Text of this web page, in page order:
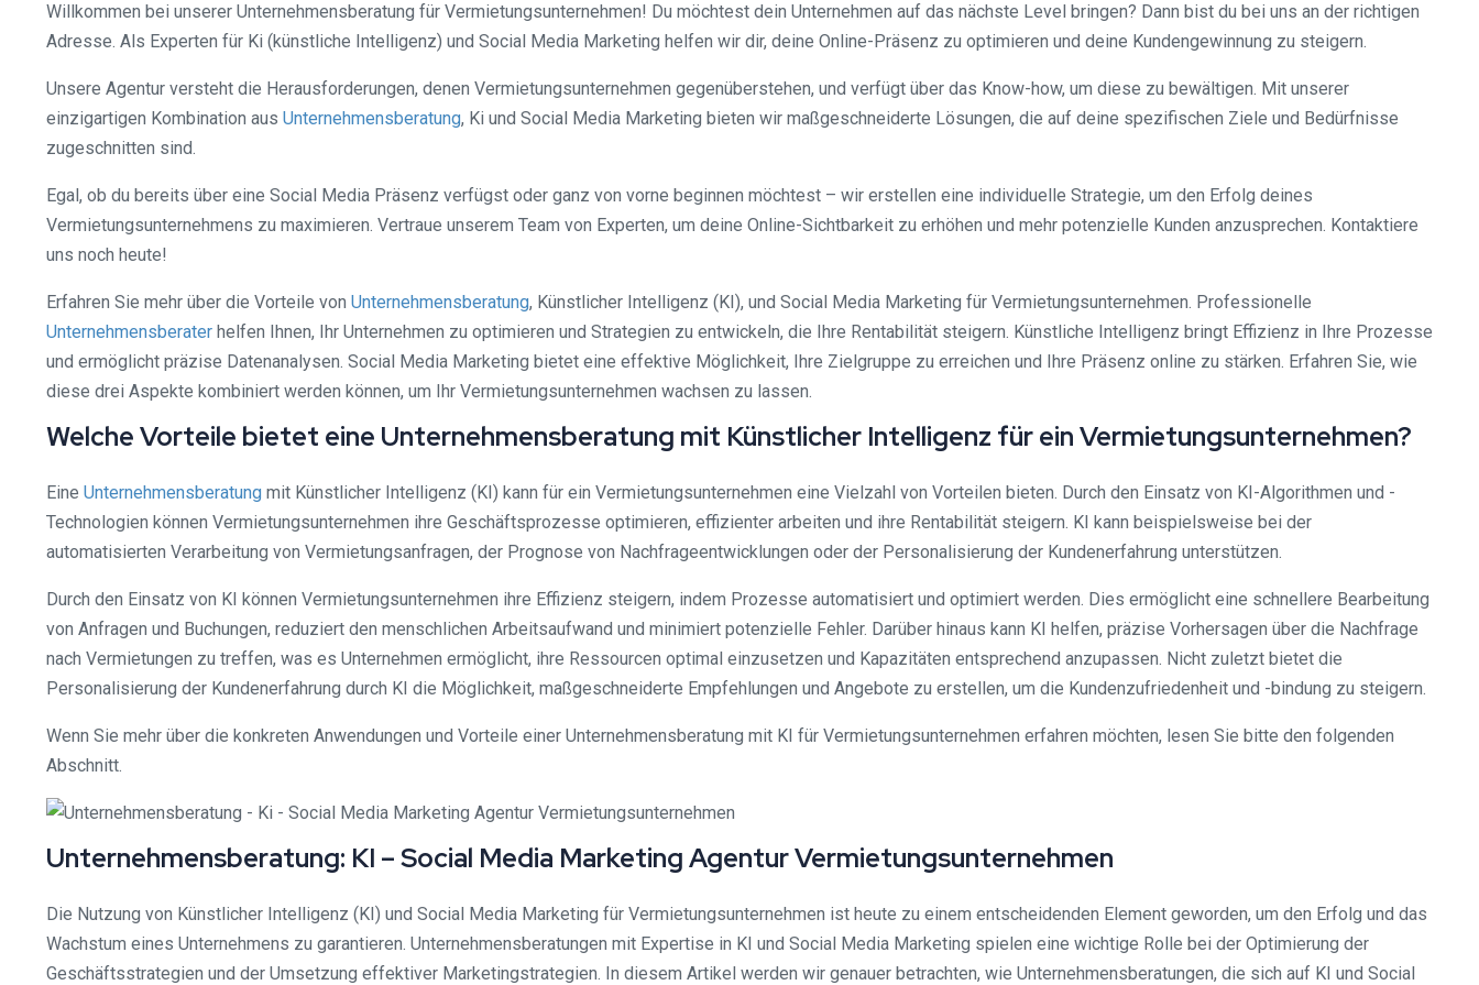
Willkommen bei unserer Unternehmensberatung für Vermietungsunternehmen! Du möchtest dein Unternehmen auf das nächste Level bringen? Dann bist du bei uns an der richtigen
Adresse. Als Experten für Ki (künstliche Intelligenz) und Social Media Marketing helfen wir dir, deine Online-Präsenz zu optimieren und deine Kundengewinnung zu steigern.
Unsere Agentur versteht die Herausforderungen, denen Vermietungsunternehmen gegenüberstehen, und verfügt über das Know-how, um diese zu bewältigen. Mit unserer
einzigartigen Kombination aus Unternehmensberatung, Ki und Social Media Marketing bieten wir maßgeschneiderte Lösungen, die auf deine spezifischen Ziele und Bedürfnisse
zugeschnitten sind.
Egal, ob du bereits über eine Social Media Präsenz verfügst oder ganz von vorne beginnen möchtest – wir erstellen eine individuelle Strategie, um den Erfolg deines
Vermietungsunternehmens zu maximieren. Vertraue unserem Team von Experten, um deine Online-Sichtbarkeit zu erhöhen und mehr potenzielle Kunden anzusprechen. Kontaktiere
uns noch heute!
Erfahren Sie mehr über die Vorteile von Unternehmensberatung, Künstlicher Intelligenz (KI), und Social Media Marketing für Vermietungsunternehmen. Professionelle
Unternehmensberater helfen Ihnen, Ihr Unternehmen zu optimieren und Strategien zu entwickeln, die Ihre Rentabilität steigern. Künstliche Intelligenz bringt Effizienz in Ihre Prozesse
und ermöglicht präzise Datenanalysen. Social Media Marketing bietet eine effektive Möglichkeit, Ihre Zielgruppe zu erreichen und Ihre Präsenz online zu stärken. Erfahren Sie, wie
diese drei Aspekte kombiniert werden können, um Ihr Vermietungsunternehmen wachsen zu lassen.
Welche Vorteile bietet eine Unternehmensberatung mit Künstlicher Intelligenz für ein Vermietungsunternehmen?
Eine Unternehmensberatung mit Künstlicher Intelligenz (KI) kann für ein Vermietungsunternehmen eine Vielzahl von Vorteilen bieten. Durch den Einsatz von KI-Algorithmen und -
Technologien können Vermietungsunternehmen ihre Geschäftsprozesse optimieren, effizienter arbeiten und ihre Rentabilität steigern. KI kann beispielsweise bei der
automatisierten Verarbeitung von Vermietungsanfragen, der Prognose von Nachfrageentwicklungen oder der Personalisierung der Kundenerfahrung unterstützen.
Durch den Einsatz von KI können Vermietungsunternehmen ihre Effizienz steigern, indem Prozesse automatisiert und optimiert werden. Dies ermöglicht eine schnellere Bearbeitung
von Anfragen und Buchungen, reduziert den menschlichen Arbeitsaufwand und minimiert potenzielle Fehler. Darüber hinaus kann KI helfen, präzise Vorhersagen über die Nachfrage
nach Vermietungen zu treffen, was es Unternehmen ermöglicht, ihre Ressourcen optimal einzusetzen und Kapazitäten entsprechend anzupassen. Nicht zuletzt bietet die
Personalisierung der Kundenerfahrung durch KI die Möglichkeit, maßgeschneiderte Empfehlungen und Angebote zu erstellen, um die Kundenzufriedenheit und -bindung zu steigern.
Wenn Sie mehr über die konkreten Anwendungen und Vorteile einer Unternehmensberatung mit KI für Vermietungsunternehmen erfahren möchten, lesen Sie bitte den folgenden
Abschnitt.
Unternehmensberatung: KI – Social Media Marketing Agentur Vermietungsunternehmen
Die Nutzung von Künstlicher Intelligenz (KI) und Social Media Marketing für Vermietungsunternehmen ist heute zu einem entscheidenden Element geworden, um den Erfolg und das
Wachstum eines Unternehmens zu garantieren. Unternehmensberatungen mit Expertise in KI und Social Media Marketing spielen eine wichtige Rolle bei der Optimierung der
Geschäftsstrategien und der Umsetzung effektiver Marketingstrategien. In diesem Artikel werden wir genauer betrachten, wie Unternehmensberatungen, die sich auf KI und Social